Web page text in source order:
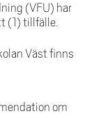
(VFU) har
(1) tillfälle.
Väst finns
om